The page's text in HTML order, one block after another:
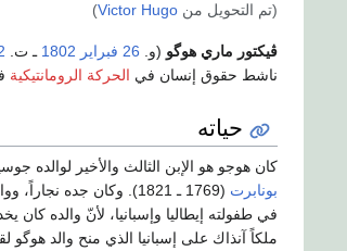
(تم التحويل من Victor Hugo
)
ڤيكتور ماري هوگو (و. 26 فبراير 1802 ـ ت.
ناشط حقوق إنسان في الحركة الرومانتيكية
حياته
كان هوجو هو الإبن الثالث والأخير
بونابرت
في طفولته إيطاليا وإسبانيا، لأنّ والده
ملكاً آنذاك على إسبانيا الذي منح والد